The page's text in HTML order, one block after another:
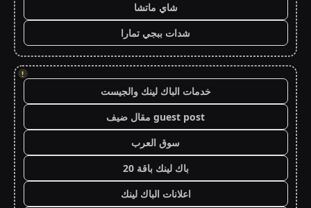
شاي ماتشا
شدات ببجي تمارا
!
خدمات الباك لينك والجيست
guest post مقال ضيف
سوق العرب
باك لينك باقة 20
اعلانات الباك لينك